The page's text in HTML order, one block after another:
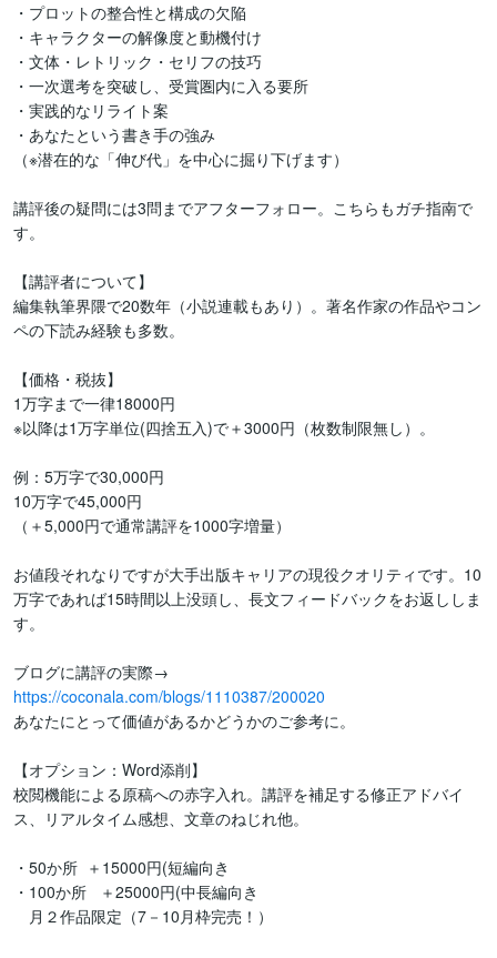
・プロットの整合性と構成の欠陥
・キャラクターの解像度と動機付け
・文体・レトリック・セリフの技巧
・一次選考を突破し、受賞圏内に入る要所
・実践的なリライト案
・あなたという書き手の強み
（※潜在的な「伸び代」を中心に掘り下げます）
講評後の疑問には3問までアフターフォロー。こちらもガチ指南で
す。
【講評者について】
編集執筆界隈で20数年（小説連載もあり）。著名作家の作品やコン
ペの下読み経験も多数。
【価格・税抜】
1万字まで一律18000円
※以降は1万字単位(四捨五入)で＋3000円（枚数制限無し）。
例：5万字で30,000円
10万字で45,000円
（＋5,000円で通常講評を1000字増量）
お値段それなりですが大手出版キャリアの現役クオリティです。10
万字であれば15時間以上没頭し、長文フィードバックをお返ししま
す。
https://coconala.com/blogs/1110387/200020
あなたにとって価値があるかどうかのご参考に。
【オプション：Word添削】
校閲機能による原稿への赤字入れ。講評を補足する修正アドバイ
ス、リアルタイム感想、文章のねじれ他。
・50か所  ＋15000円(短編向き
・100か所   ＋25000円(中長編向き
月２作品限定（7－10月枠完売！）